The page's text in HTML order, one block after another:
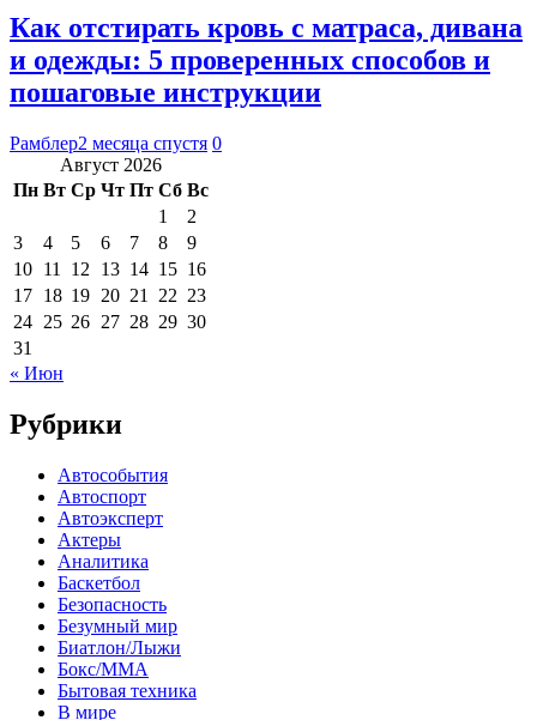
Как отстирать кровь с матраса, дивана
и одежды: 5 проверенных способов и
пошаговые инструкции
Рамблер2 месяца спустя 0
Август 2026
Пн Вт Ср Чт Пт Сб Вс
1
2
3
4 5 6 7 8
9
10 11 12 13 14 15 16
17 18 19 20 21 22 23
24 25 26 27 28 29 30
31
« Июн
Рубрики
Автособытия
Автоспорт
Автоэксперт
Актеры
Аналитика
Баскетбол
Безопасность
Безумный мир
Биатлон/Лыжи
Бокс/MMA
Бытовая техника
В мире